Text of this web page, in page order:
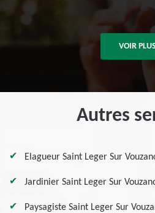
VOIR
Autres
Elagueur Saint Leger Sur
Jardinier Saint Leger Sur
Paysagiste Saint Leger Sur